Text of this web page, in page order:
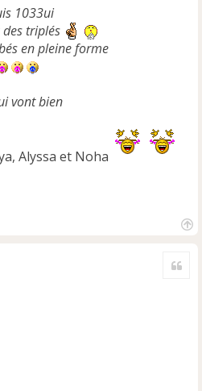
1033ui
des triplés
en pleine forme
vont bien
Alyssa et Noha